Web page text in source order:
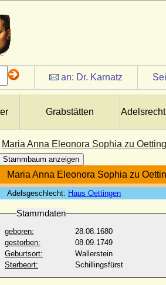
an: Dr. Karnatz
Grabstätten
Maria Anna Eleonora Sophia zu
Stammbaum anzeigen
Maria Anna Eleonora Sophia zu
Adelsgeschlecht: Haus Oettingen
Stammdaten
geboren:
28.08.1680
gestorben:
08.09.1749
Geburtsort:
Wallerstein
Sterbeort:
Schillingsfürst